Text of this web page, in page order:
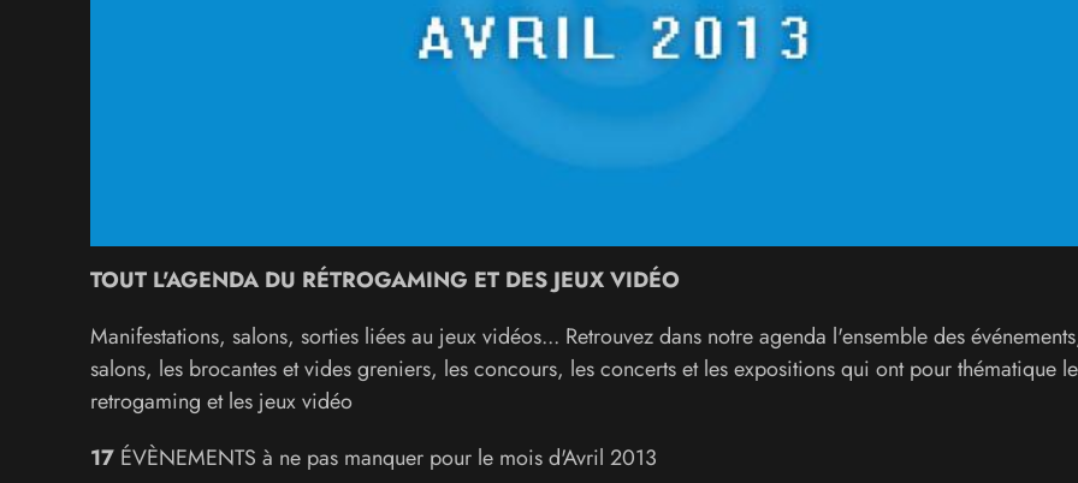
TOUT L'AGENDA DU RÉTROGAMING ET DES JEUX VIDÉO
Manifestations, salons, sorties liées au jeux vidéos... Retrouvez dans notre agenda l'ensemble des
salons, les brocantes et vides greniers, les concours, les concerts et les expositions qui ont pour thématique le
retrogaming et les jeux vidéo
17 ÉVÈNEMENTS à ne pas manquer pour le mois d'Avril 2013